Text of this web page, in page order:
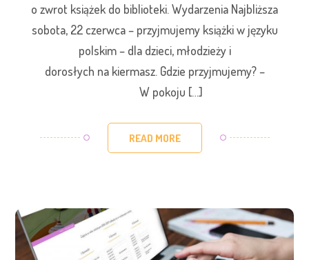
o zwrot książek do biblioteki. Wydarzenia Najbliższa
sobota, 22 czerwca – przyjmujemy książki w języku
polskim – dla dzieci, młodzieży i
dorosłych na kiermasz. Gdzie przyjmujemy? –
W pokoju […]
READ MORE